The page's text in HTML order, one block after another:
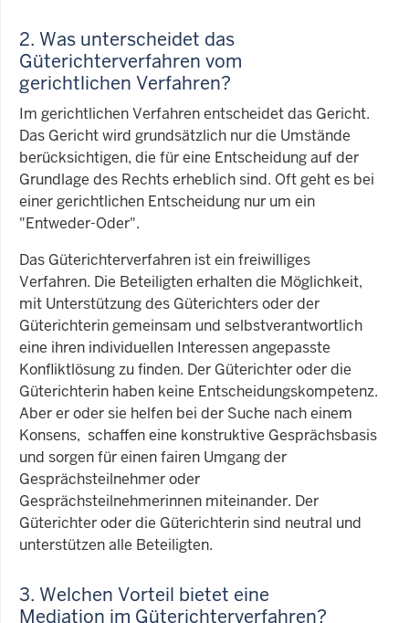
2. Was unterscheidet das
Güterichterverfahren vom
gerichtlichen Verfahren?
Im gerichtlichen Verfahren entscheidet das Gericht.
Das Gericht wird grundsätzlich nur die Umstände
berücksichtigen, die für eine Entscheidung auf der
Grundlage des Rechts erheblich sind. Oft geht es bei
einer gerichtlichen Entscheidung nur um ein
"Entweder-Oder".
Das Güterichterverfahren ist ein freiwilliges
Verfahren. Die Beteiligten erhalten die Möglichkeit,
mit Unterstützung des Güterichters oder der
Güterichterin gemeinsam und selbstverantwortlich
eine ihren individuellen Interessen angepasste
Konfliktlösung zu finden. Der Güterichter oder die
Güterichterin haben keine Entscheidungskompetenz.
Aber er oder sie helfen bei der Suche nach einem
Konsens, schaffen eine konstruktive Gesprächsbasis
und sorgen für einen fairen Umgang der
Gesprächsteilnehmer oder
Gesprächsteilnehmerinnen miteinander. Der
Güterichter oder die Güterichterin sind neutral und
unterstützen alle Beteiligten.
3. Welchen Vorteil bietet eine
Mediation im Güterichterverfahren?